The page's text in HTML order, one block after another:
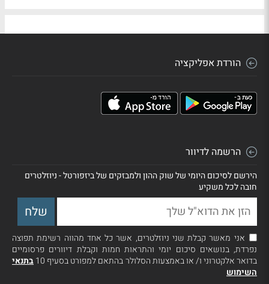
הורדת אפליקציה
הרשמה לדיוור
הירשם לסיכום היומי של שוק ההון ולמבזקים של ביזפורטל - ניוזלטרים
חובה לכל משקיע
אני מאשר קבלת שני ניוזלטרים, אשר כל אחד מהווה רשימת תפוצה
נפרדת, בנושאים סיכום יומי והתראות חמות וקבלת דיוורים פרסומיים
בדואר אלקטרוני ו/ או באמצעות הסלולר בהתאם למפורט בסעיף 10
בתנאי
השימוש